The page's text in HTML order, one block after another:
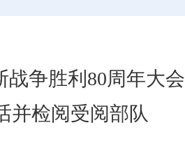
争胜利80周年大会
并检阅受阅部队